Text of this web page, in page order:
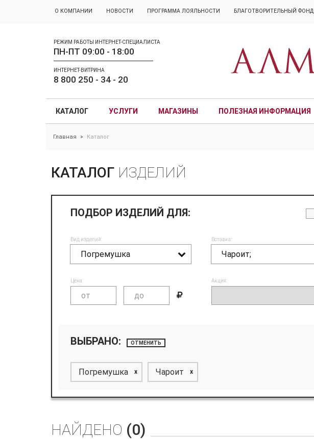
О КОМПАНИИ НОВОСТИ ПРОГРАММА ЛОЯЛЬНОСТИ БЛАГОТВОРИТЕЛЬНЫЙ ФОНД
РЕЖИМ РАБОТЫ ИНТЕРНЕТ-СПЕЦИАЛИСТА
ПН-ПТ 09:00 - 18:00
ИНТЕРНЕТ-ВИТРИНА
8 800 250 - 34 - 20
КАТАЛОГ УСЛУГИ МАГАЗИНЫ ПОЛЕЗНАЯ ИНФОРМАЦИЯ
Главная > Каталог
КАТАЛОГ ИЗДЕЛИЙ
ПОДБОР ИЗДЕЛИЙ ДЛЯ:
Вид изделий:
Погремушка
Вставка:
Чароит;
Цена: Акция:
ВЫБРАНО: ОТМЕНИТЬ
Погремушка x Чароит x
НАЙДЕНО (0)